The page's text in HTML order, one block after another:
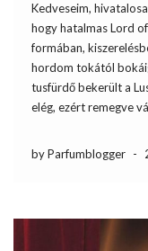
Kedveseim,
hogy hatalmas Lord
formában,
hordom tokától
tusfürdő bekerült a
elég, ezért remegve
by Parfumblogger -